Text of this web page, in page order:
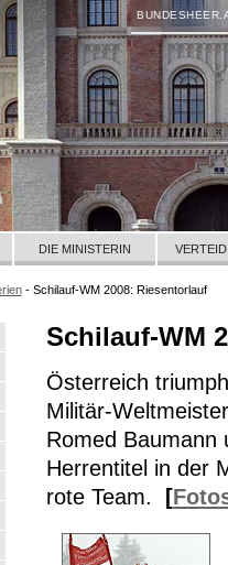
DIE MINISTERIN
- Schilauf-WM 2008: Riesentorlauf
Schilauf-WM
Österreich
Militär-
Romed Baumann
Herrentitel in der
rote Team.
[